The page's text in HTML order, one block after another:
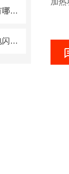
久益电力供应直流高压发生器有哪些优点？
雷电冲击发生器：模拟自然界电闪的实验设备
加热